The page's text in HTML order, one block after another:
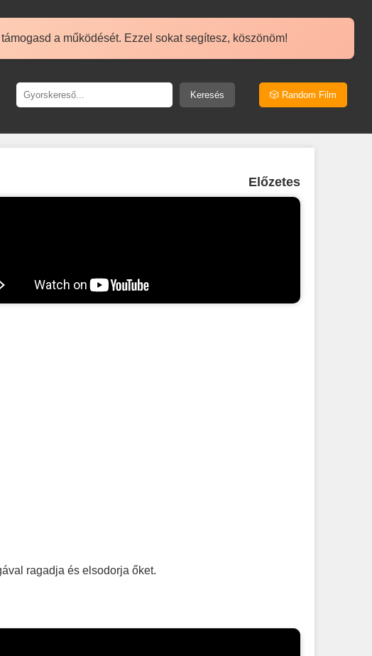
a működését. Ezzel sokat segítesz, köszönöm!
Keresés 🎲 Random Film
Előzetes
ragadja és elsodorja őket.